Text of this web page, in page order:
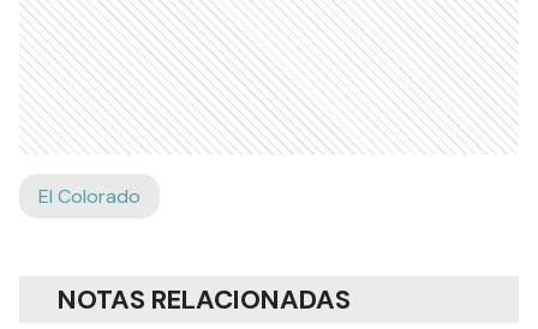
El Colorado
NOTAS RELACIONADAS